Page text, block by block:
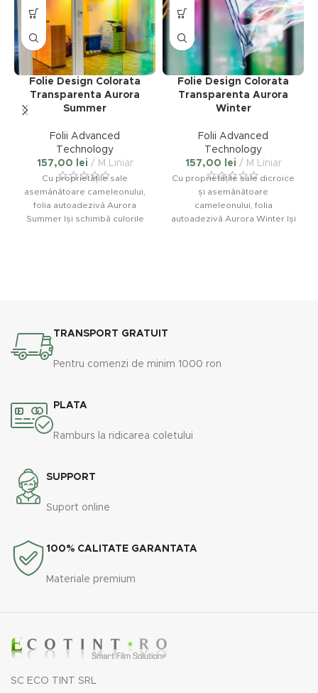
Folie Design Colorata
Transparenta Aurora
Summer
Folii Advanced
Technology
157,00
lei M Liniar
Cu proprietățile sale
asemănătoare cameleonului,
folia autoadezivă Aurora
Summer își schimbă culorile
Acest
produs
are
mai
multe
variații.
Opțiunile
pot
fi
produsului.
Folie Design Colorata
Transparenta Aurora
Winter
Folii Advanced
Technology
157,00
lei M Liniar
Cu proprietățile sale dicroice
și asemănătoare
cameleonului, folia
autoadezivă Aurora Winter își
Acest
produs
are
mai
multe
variații.
Opțiunile
pot
produsului.
TRANSPORT GRATUIT
Pentru comenzi de minim 1000 ron
PLATA
Ramburs la ridicarea coletului
SUPPORT
Suport online
100% CALITATE GARANTATA
Materiale premium
SC ECO TINT SRL